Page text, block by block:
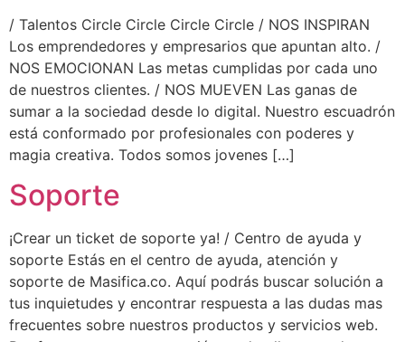
/ Talentos Circle Circle Circle Circle / NOS INSPIRAN
Los emprendedores y empresarios que apuntan alto. /
NOS EMOCIONAN Las metas cumplidas por cada uno
de nuestros clientes. / NOS MUEVEN Las ganas de
sumar a la sociedad desde lo digital. Nuestro escuadrón
está conformado por profesionales con poderes y
magia creativa. Todos somos jovenes […]
Soporte
¡Crear un ticket de soporte ya! / Centro de ayuda y
soporte Estás en el centro de ayuda, atención y
soporte de Masifica.co. Aquí podrás buscar solución a
tus inquietudes y encontrar respuesta a las dudas mas
frecuentes sobre nuestros productos y servicios web.